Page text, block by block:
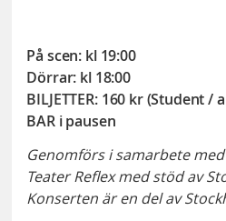
På scen: kl 19:00
Dörrar: kl 18:00
BILJETTER: 160 kr (Student /
BAR i pausen
Genomförs i samarbete
Teater Reflex med stöd av
Konserten är en del av